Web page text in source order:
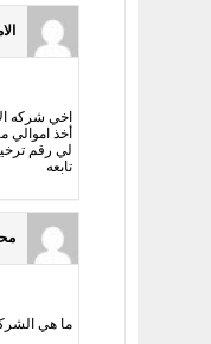
اخي شركه
أخذ
لي رقم
تابعه
ما هي